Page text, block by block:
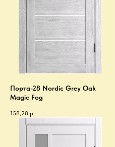
Порта-28 Nordic Grey Oak
Magic Fog
158,28 р.